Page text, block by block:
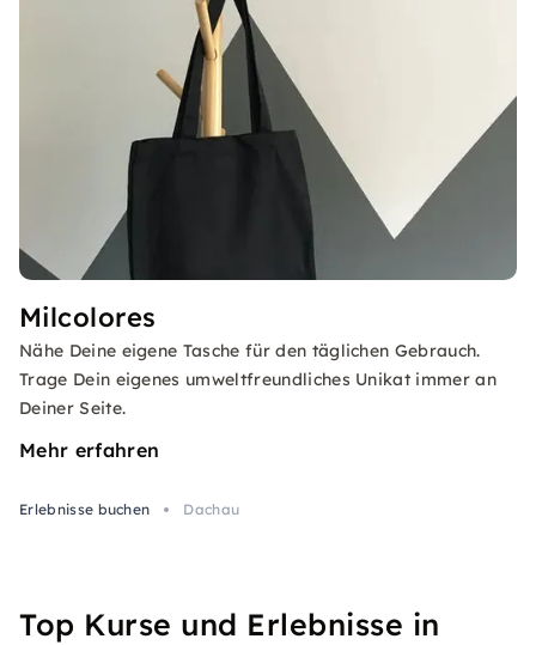
Milcolores
Nähe Deine eigene Tasche für den täglichen Gebrauch.
Trage Dein eigenes umweltfreundliches Unikat immer an
Deiner Seite.
Mehr erfahren
Erlebnisse buchen Dachau
Top Kurse und Erlebnisse in